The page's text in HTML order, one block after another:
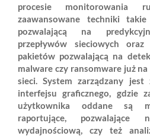
procesie monitorowania
zaawansowane techniki
pozwalającą na
przepływów sieciowych oraz
pakietów pozwalającą na
malware czy ransomware już
sieci. System zarządzany jest
interfejsu graficznego, gdzie
użytkownika oddane są
raportujące,
wydajnościową, czy też